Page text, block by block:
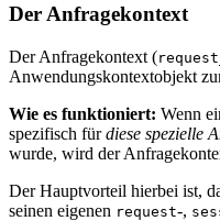
Der Anfragekontext
Der Anfragekontext (
Anwendungskontextobjekt
Wie es funktioniert: Wenn
spezifisch fürdiese spezielle
wurde, wird der
Der Hauptvorteil hierbei ist,
seinen eigenen request-,